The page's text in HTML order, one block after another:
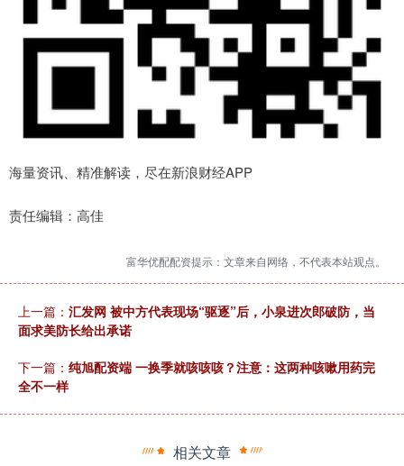
海量资讯、精准解读，尽在新浪财经APP
责任编辑：高佳
富华优配配资提示：文章来自网络，不代表本站观点。
上一篇： 汇发网 被中方代表现场“驱逐”后，小泉进次郎破防，当
面求美防长给出承诺
下一篇： 纯旭配资端 一换季就咳咳咳？注意：这两种咳嗽用药完
全不一样
相关文章